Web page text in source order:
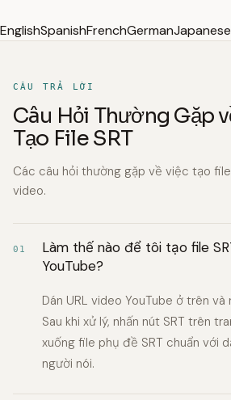
EnglishSpanishFrenchGermanJapanese
CÂU TRẢ LỜI
Câu Hỏi Thường Gặp
Tạo File SRT
Các câu hỏi thường gặp về việc tạo
video.
01
Làm thế nào để tôi tạo file
YouTube?
Dán URL video YouTube ở trên và
Sau khi xử lý, nhấn nút SRT trên
xuống file phụ đề SRT chuẩn với
người nói.